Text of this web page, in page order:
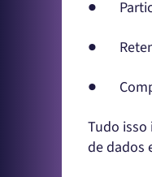
●
●
●
Tudo
de dados